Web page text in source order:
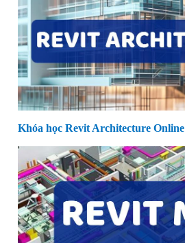
Khóa học Revit Architecture Online